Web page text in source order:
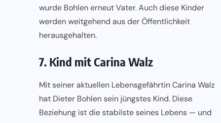
wurde Bohlen erneut Vater. Auch diese Kinder
werden weitgehend aus der Öffentlichkeit
herausgehalten.
7. Kind mit Carina Walz
Mit seiner aktuellen Lebensgefährtin Carina Walz
hat Dieter Bohlen sein jüngstes Kind. Diese
Beziehung ist die stabilste seines Lebens — und